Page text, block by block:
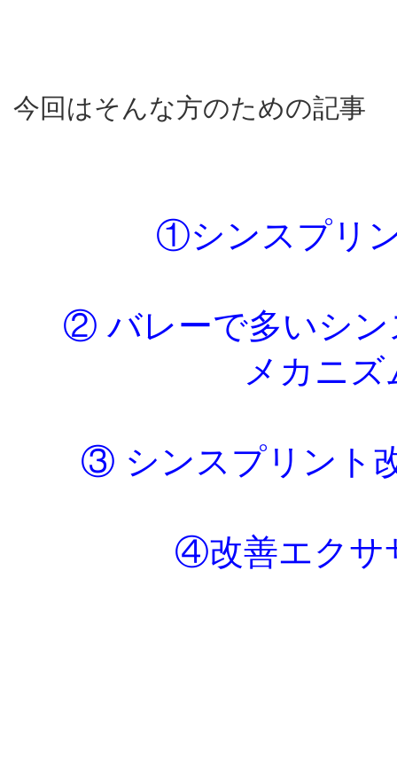
今回はそんな方のための記事
①シンスプリ
② バレーで多いシン
メカニズ
③ シンスプリント
④改善エクサ